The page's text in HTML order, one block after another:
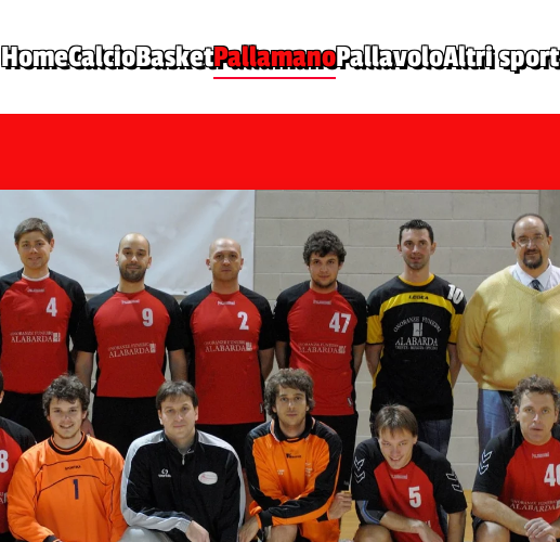
HomeCalcioBasketPallamanoPallavoloAltri sport